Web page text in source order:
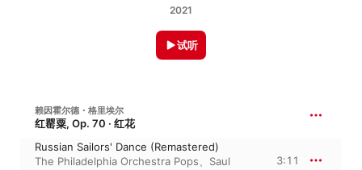
2021
试听
赖因霍尔德・格里埃尔
红罂粟, Op. 70 · 红花
Russian Sailors' Dance (Remastered)
The Philadelphia Orchestra Pops、 Saul
3:11